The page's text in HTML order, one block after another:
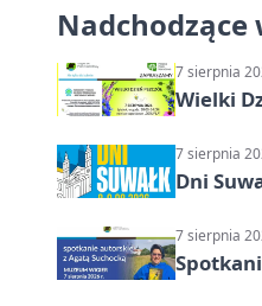
Nadchodzące
7 sierpnia
Wielki
7 sierpnia
Dni
7 sierpnia